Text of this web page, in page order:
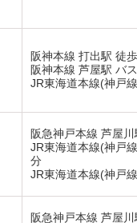
阪神本線 打出駅 徒
阪神本線 芦屋駅 バ
JR東海道本線(神戸
阪急神戸本線 芦屋
JR東海道本線(神戸
分
JR東海道本線(神戸
阪急神戸本線 芦屋